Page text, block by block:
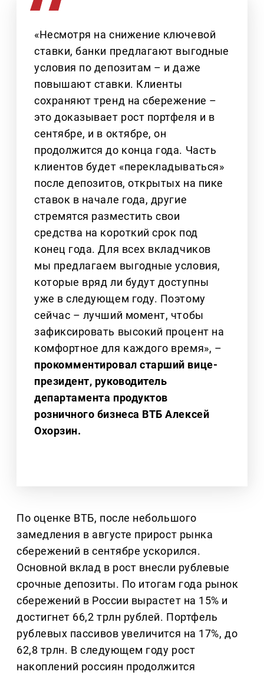
«Несмотря на снижение ключевой
ставки, банки предлагают выгодные
условия по депозитам – и даже
повышают ставки. Клиенты
сохраняют тренд на сбережение –
это доказывает рост портфеля и в
сентябре, и в октябре, он
продолжится до конца года. Часть
клиентов будет «перекладываться»
после депозитов, открытых на пике
ставок в начале года, другие
стремятся разместить свои
средства на короткий срок под
конец года. Для всех вкладчиков
мы предлагаем выгодные условия,
которые вряд ли будут доступны
уже в следующем году. Поэтому
сейчас – лучший момент, чтобы
зафиксировать высокий процент на
комфортное для каждого время», –
прокомментировал старший вице-
президент, руководитель
департамента продуктов
розничного бизнеса ВТБ Алексей
Охорзин.
По оценке ВТБ, после небольшого
замедления в августе прирост рынка
сбережений в сентябре ускорился.
Основной вклад в рост внесли рублевые
срочные депозиты. По итогам года рынок
сбережений в России вырастет на 15% и
достигнет 66,2 трлн рублей. Портфель
рублевых пассивов увеличится на 17%, до
62,8 трлн. В следующем году рост
накоплений россиян продолжится